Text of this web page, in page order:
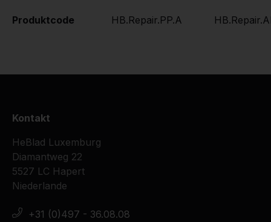
Produktcode HB.Repair.PP.A
Kontakt
HeBlad Luxemburg
Diamantweg 22
5527 LC Hapert
Niederlande
+31 (0)497 - 36.08.08